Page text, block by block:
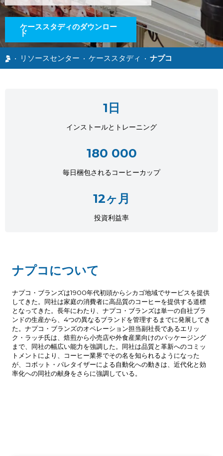
ケーススタディのダウンロー
ド
• リソースセンター • ケーススタディ • ナプコ
1日
インストールとトレーニング
180 000
毎日梱包されるコーヒーカップ
12ヶ月
投資利益率
ナプコについて
ナプコ・ブランズは1900年代初頭からシカゴ地域でサービスを提供
してきた。同社は家庭の消費者に高品質のコーヒーを提供する道標
となってきた。長年にわたり、ナプコ・ブランズは単一の自社ブラ
ンドの生産から、4つの異なるブランドを管理するまでに発展してき
た。ナプコ・ブランズのオペレーション担当副社長であるエリッ
ク・ラッチ氏は、焙煎から小売店や外食産業向けのパッケージング
まで、同社の幅広い能力を強調した。同社は品質と革新へのコミッ
トメントにより、コーヒー業界でその名を知られるようになった
が、コボット・パレタイザーによる自動化への動きは、近代化と効
率化への同社の献身をさらに強調している。